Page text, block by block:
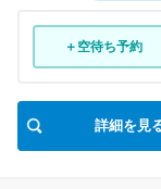
＋空待ち予約
詳細を見